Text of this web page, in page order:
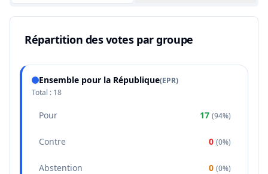
Répartition des votes par groupe
Ensemble pour la République(EPR)
Total : 18
Pour 17 (94%)
Contre 0 (0%)
Abstention 0 (0%)